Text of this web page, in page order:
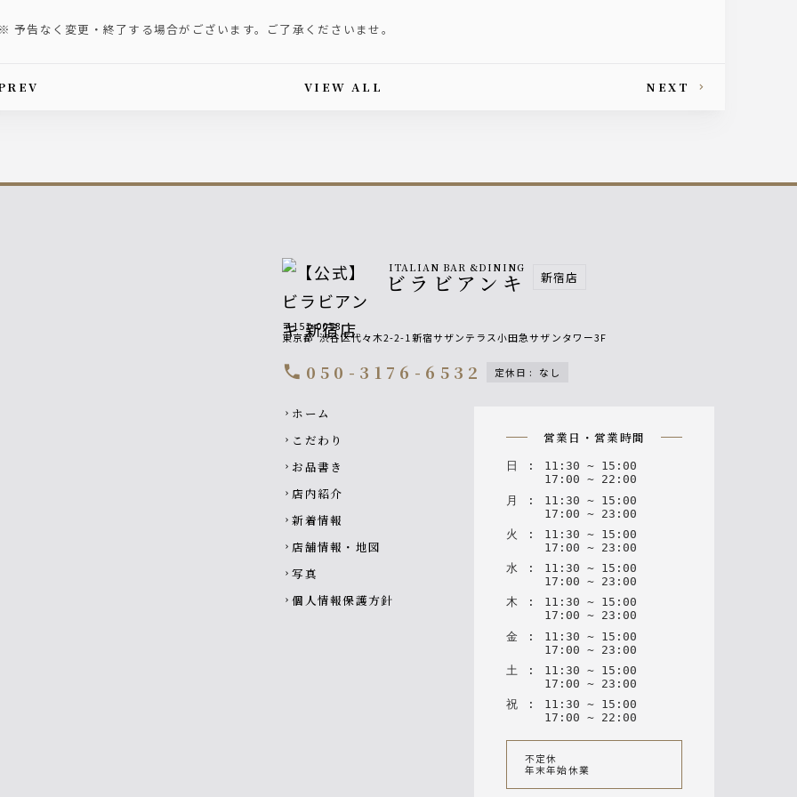
予告なく変更・終了する場合がございます。ご了承くださいませ。
article's paging VIEW ALL NEXT
ITALIAN BAR &DINING
ビラビアンキ 新宿店
〒151-0053
東京都 渋谷区代々木2-2-1新宿サザンテラス小田急サザンタワー3F
call 050-3176-6532 定休日 : なし
Footer navigation
chevron_right ホーム
chevron_right こだわり
chevron_right お品書き
chevron_right 店内紹介
chevron_right 新着情報
chevron_right 店舗情報・地図
chevron_right 写真
chevron_right 個人情報保護方針
営業日・営業時間
日 : 11 : 30 ~ 15 : 00
17 : 00 ~ 22 : 00
月
: 11 : 30 ~ 15 : 00
17 : 00 ~ 23 : 00
火
: 11 : 30 ~ 15 : 00
17 : 00 ~ 23 : 00
水 : 11 : 30 ~ 15 : 00
17 : 00 ~ 23 : 00
木
: 11 : 30 ~ 15 : 00
17 : 00 ~ 23 : 00
金
: 11 : 30 ~ 15 : 00
17 : 00 ~ 23 : 00
土
: 11 : 30 ~ 15 : 00
17 : 00 ~ 23 : 00
祝 : 11 : 30 ~ 15 : 00
17 : 00 ~ 22 : 00
不定休
年末年始休業